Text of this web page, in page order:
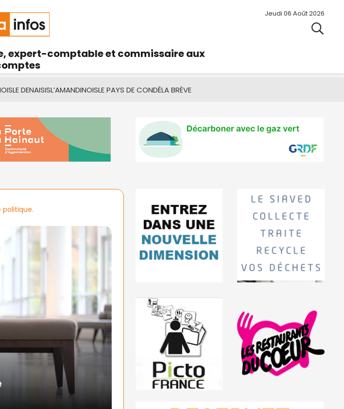
Jeudi 06 Août 2026
expert-comptable et commissaire aux
LE DENAISISL’AMANDINOISLE PAYS DE CONDÉLA BRÈVE
politique.